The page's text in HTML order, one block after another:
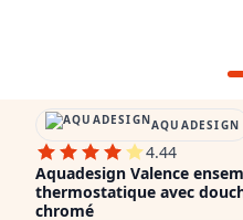
AQUADESIGN
4.44
Aquadesign Valence
thermostatique avec
chromé